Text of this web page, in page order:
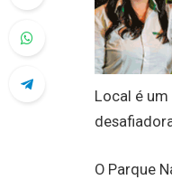
Local é
O Parque